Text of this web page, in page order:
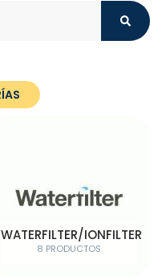
WATERFILTER/IONFILTER
8 PRODUCTOS